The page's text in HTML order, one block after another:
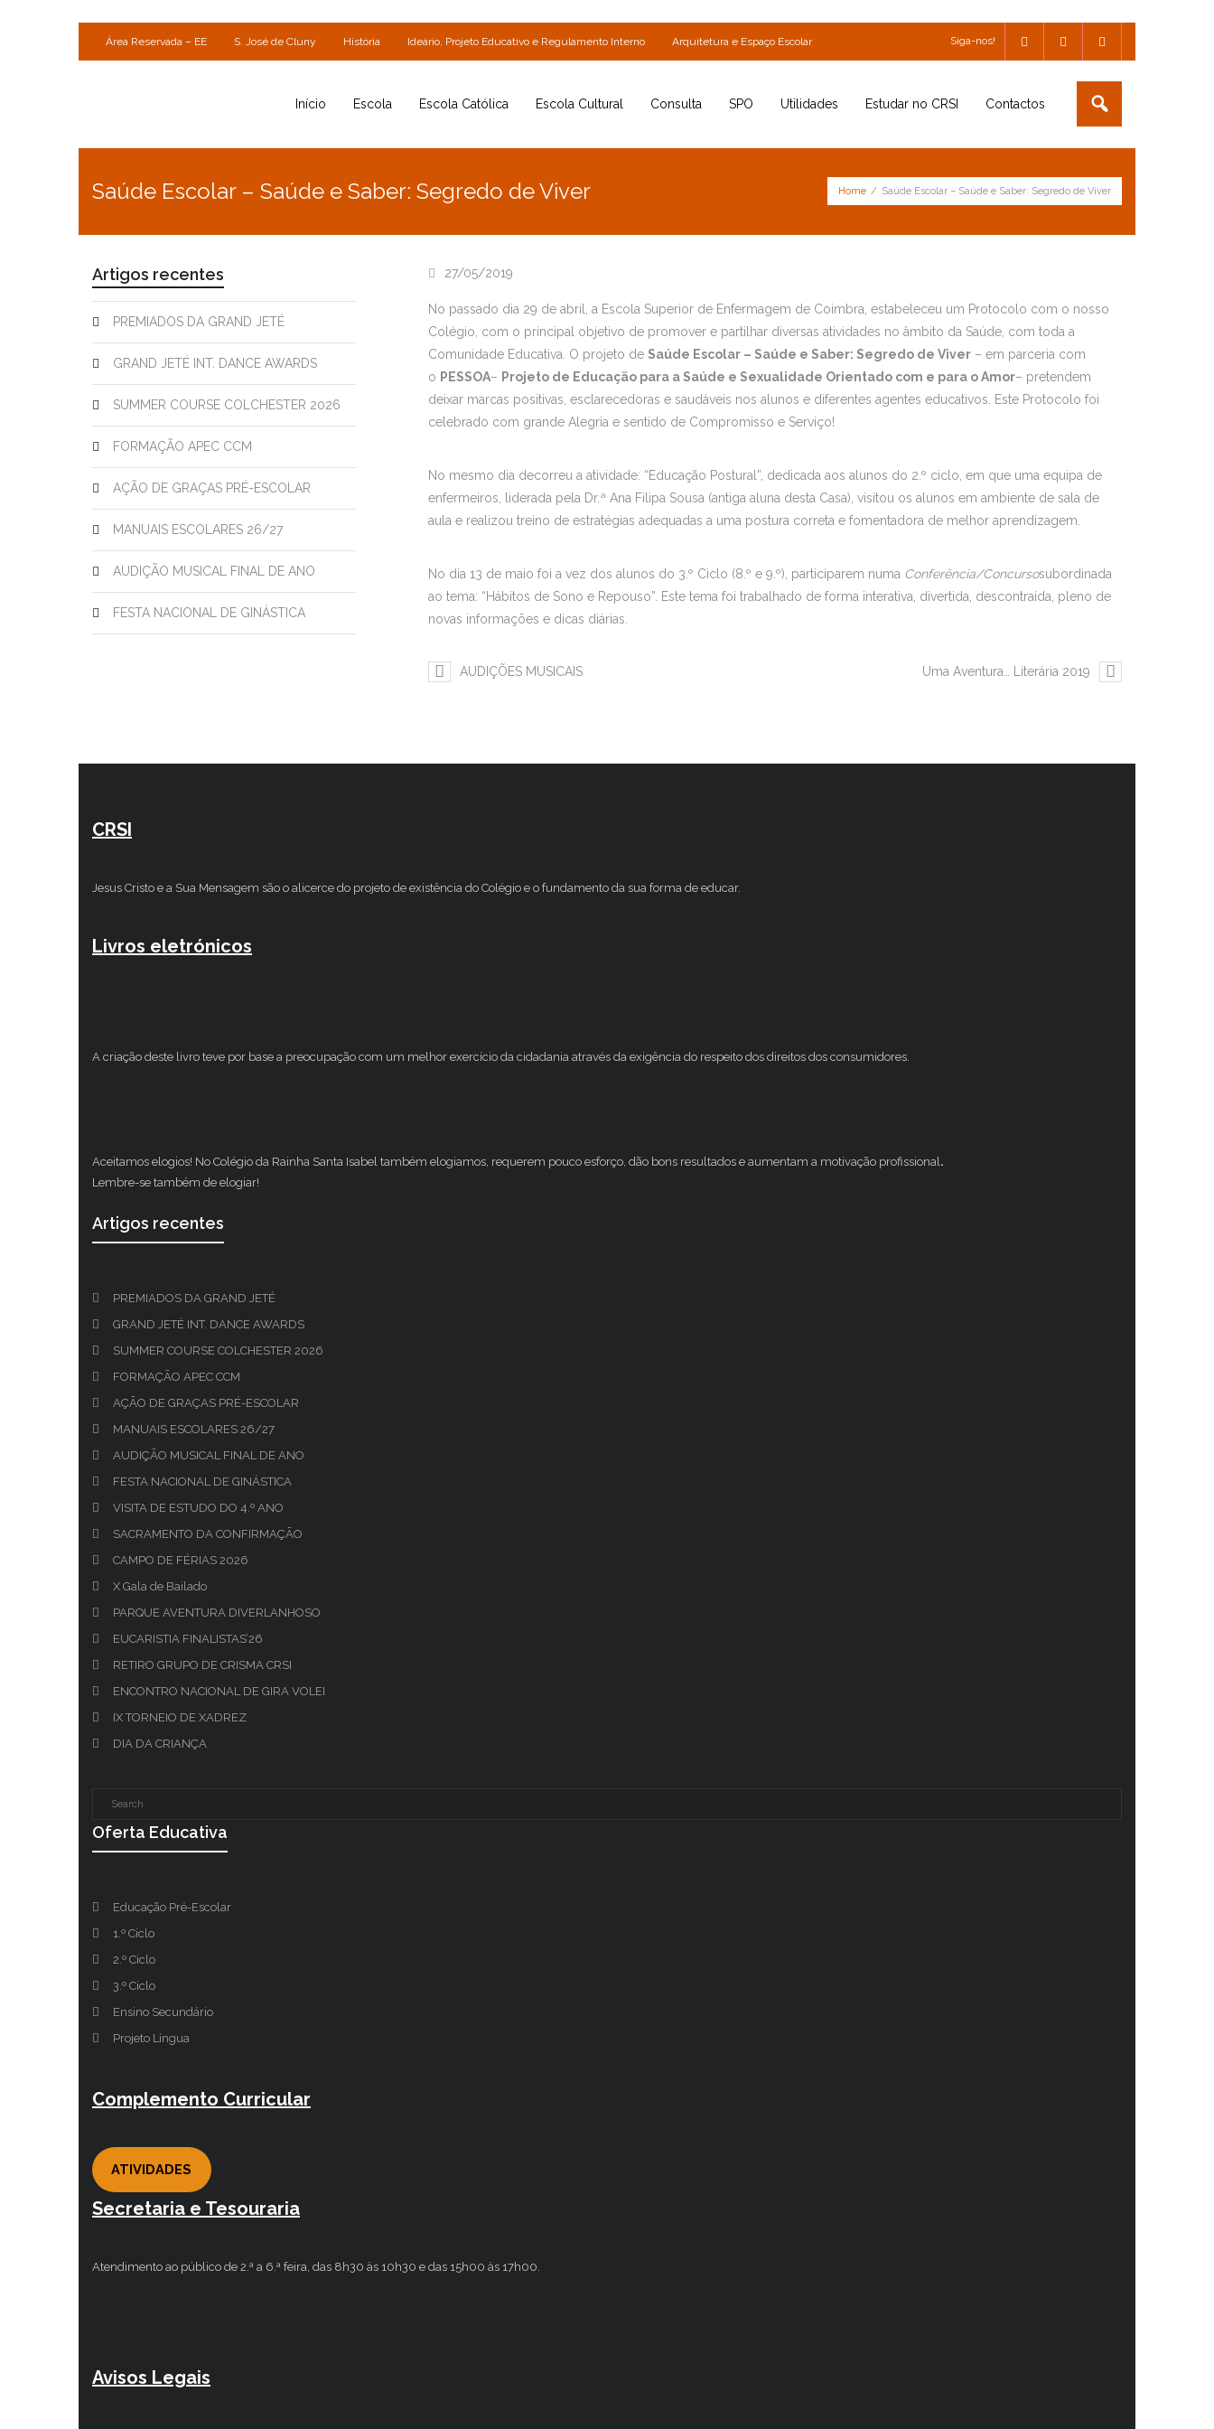
Área Reservada – EE S. José de Cluny História Ideário, Projeto Educativo e Regulamento Interno Arquitetura e Espaço Escolar Siga-nos!
Início Escola Escola Católica Escola Cultural Consulta SPO Utilidades Estudar no CRSI Contactos
Saúde Escolar – Saúde e Saber: Segredo de Viver Home / Saúde Escolar – Saúde e Saber: Segredo de Viver
27/05/2019
No passado dia 29 de abril, a Escola Superior de Enfermagem de Coimbra, estabeleceu um Protocolo com o nosso
Colégio, com o principal objetivo de promover e partilhar diversas atividades no âmbito da Saúde, com toda a
Comunidade Educativa. O projeto de Saúde Escolar – Saúde e Saber: Segredo de Viver – em parceria com
o PESSOA– Projeto de Educação para a Saúde e Sexualidade Orientado com e para o Amor– pretendem
deixar marcas positivas, esclarecedoras e saudáveis nos alunos e diferentes agentes educativos. Este Protocolo foi
celebrado com grande Alegria e sentido de Compromisso e Serviço!
No mesmo dia decorreu a atividade: “Educação Postural”, dedicada aos alunos do 2.º ciclo, em que uma equipa de
enfermeiros, liderada pela Dr.ª Ana Filipa Sousa (antiga aluna desta Casa), visitou os alunos em ambiente de sala de
aula e realizou treino de estratégias adequadas a uma postura correta e fomentadora de melhor aprendizagem.
No dia 13 de maio foi a vez dos alunos do 3.º Ciclo (8.º e 9.º), participarem numa Conferência/Concursosubordinada
ao tema: “Hábitos de Sono e Repouso”. Este tema foi trabalhado de forma interativa, divertida, descontraída, pleno de
novas informações e dicas diárias.
AUDIÇÕES MUSICAIS Uma Aventura… Literária 2019
Artigos recentes
PREMIADOS DA GRAND JETÉ
GRAND JETÉ INT. DANCE AWARDS
SUMMER COURSE COLCHESTER 2026
FORMAÇÃO APEC CCM
AÇÃO DE GRAÇAS PRÉ-ESCOLAR
MANUAIS ESCOLARES 26/27
AUDIÇÃO MUSICAL FINAL DE ANO
FESTA NACIONAL DE GINÁSTICA
CRSI
Jesus Cristo e a Sua Mensagem são o alicerce do projeto de existência do Colégio e o fundamento da sua forma de educar.
Livros eletrónicos
A criação deste livro teve por base a preocupação com um melhor exercício da cidadania através da exigência do respeito dos direitos dos consumidores.
Aceitamos elogios! No Colégio da Rainha Santa Isabel também elogiamos, requerem pouco esforço, dão bons resultados e aumentam a motivação profissional.
Lembre-se também de elogiar!
Artigos recentes
PREMIADOS DA GRAND JETÉ
GRAND JETÉ INT. DANCE AWARDS
SUMMER COURSE COLCHESTER 2026
FORMAÇÃO APEC CCM
AÇÃO DE GRAÇAS PRÉ-ESCOLAR
MANUAIS ESCOLARES 26/27
AUDIÇÃO MUSICAL FINAL DE ANO
FESTA NACIONAL DE GINÁSTICA
VISITA DE ESTUDO DO 4.º ANO
SACRAMENTO DA CONFIRMAÇÃO
CAMPO DE FÉRIAS 2026
X Gala de Bailado
PARQUE AVENTURA DIVERLANHOSO
EUCARISTIA FINALISTAS’26
RETIRO GRUPO DE CRISMA CRSI
ENCONTRO NACIONAL DE GIRA VOLEI
IX TORNEIO DE XADREZ
DIA DA CRIANÇA
Oferta Educativa
Educação Pré-Escolar
1.º Ciclo
2.º Ciclo
3.º Ciclo
Ensino Secundário
Projeto Língua
Complemento Curricular
ATIVIDADES
Secretaria e Tesouraria
Atendimento ao público de 2.ª a 6.ª feira, das 8h30 às 10h30 e das 15h00 às 17h00.
Avisos Legais